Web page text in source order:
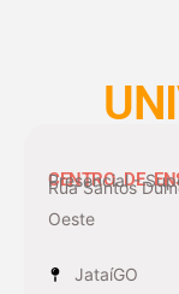
CENTRO DE
Presencial -
Rua Santos
Oeste
JataíGO